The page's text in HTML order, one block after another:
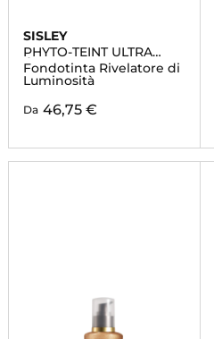
SISLEY
PHYTO-TEINT ULTRA
ÉCLAT
Fondotinta Rivelatore di
Luminosità
Da 46,75 €